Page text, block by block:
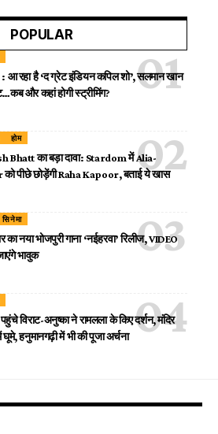
POPULAR
आ रहा है ‘द ग्रेट इंडियन कपिल शो’, सलमान खान
और कहां होगी स्ट्रीमिंग?
होम
Bhatt का बड़ा दावा: Stardom में Alia-
पीछे छोड़ेंगी Raha Kapoor, बताई ये खास
सिनेमा
का नया भोजपुरी गाना ‘नईहरवा’ रिलीज, VIDEO
भावुक
विराट-अनुष्का ने रामलला के किए दर्शन, मंदिर
घूमे, हनुमानगढ़ी में भी की पूजा अर्चना